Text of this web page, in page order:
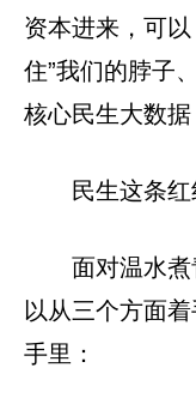
资本进来，可
住”我们的脖子
核心民生大数据
民生这条红
面对温水煮
以从三个方面
手里：